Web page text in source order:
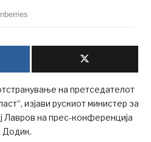
на претседателот
​​изјави рускиот министер за
Лавров на прес-конференција
Додик.